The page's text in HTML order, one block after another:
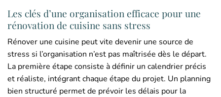
Les clés d’une organisation efficace pour une
rénovation de cuisine sans stress
Rénover une cuisine peut vite devenir une source de
stress si l’organisation n’est pas maîtrisée dès le départ.
La première étape consiste à définir un calendrier précis
et réaliste, intégrant chaque étape du projet. Un planning
bien structuré permet de prévoir les délais pour la